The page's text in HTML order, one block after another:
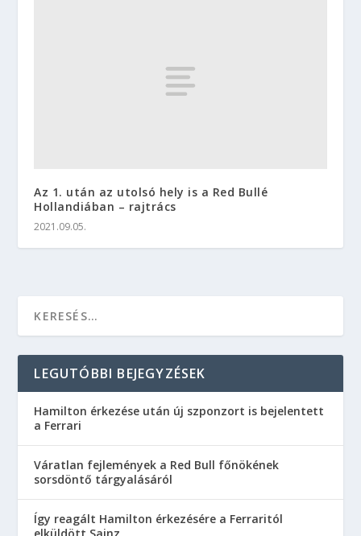
Az 1. után az utolsó hely is a Red Bullé
Hollandiában – rajtrács
2021.09.05.
LEGUTÓBBI BEJEGYZÉSEK
Hamilton érkezése után új szponzort is bejelentett
a Ferrari
Váratlan fejlemények a Red Bull főnökének
sorsdöntő tárgyalásáról
Így reagált Hamilton érkezésére a Ferraritól